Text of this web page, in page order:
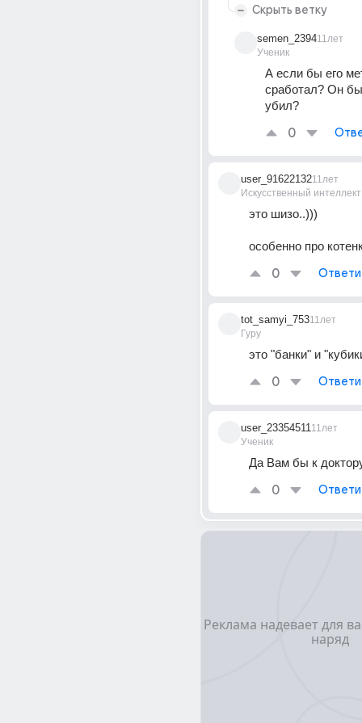
Скрыть ветку
semen_2394
Ученик
11лет
А если бы его
сработал? Он бы
убил?
0
user_91622132
Искусственный интеллект
11лет
это шизо..)))
особенно про
0
tot_samyi_753
Гуру
11лет
это "банки" и
0
user_23354511
Ученик
11лет
Да Вам бы к
0